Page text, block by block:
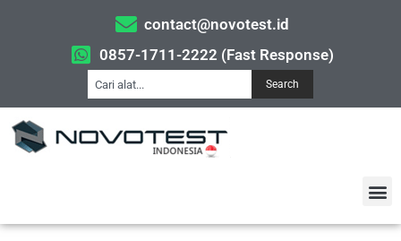
contact@novotest.id
0857-1711-2222 (Fast Response)
Search